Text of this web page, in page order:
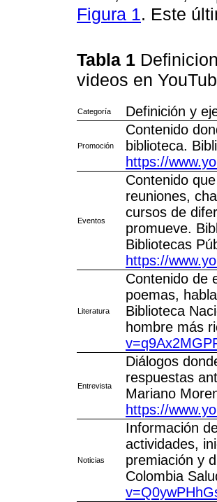
Figura 1 . Este
Tabla 1
videos en
Categoría Definición y
Promoción
Contenido
biblioteca.
https://
Eventos
Contenido
reuniones,
cursos de
promueve.
Bibliotecas
https://
Literatura
Contenido de
poemas,
Biblioteca
hombre más
Entrevista
Diálogos
respuestas
Mariano
https://
Noticias
Información
actividades,
premiación y
Colombia